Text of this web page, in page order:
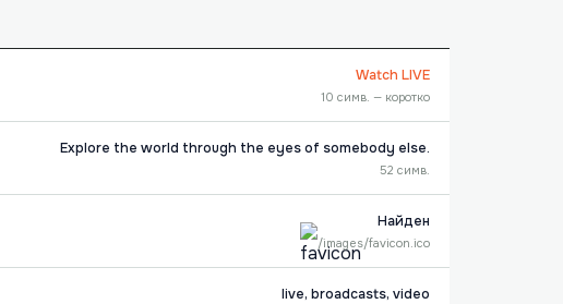
Watch LIVE
10 симв. — коротко
Explore the world through the eyes of somebody else.
52 симв.
Найден
/images/favicon.ico
live, broadcasts, video